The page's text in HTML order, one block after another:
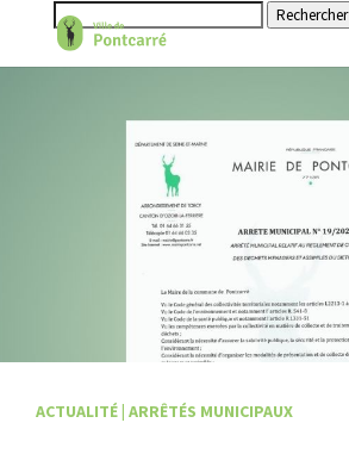
Rechercher
ACTUALITÉ| ARRÊTÉS MUNICIPAUX